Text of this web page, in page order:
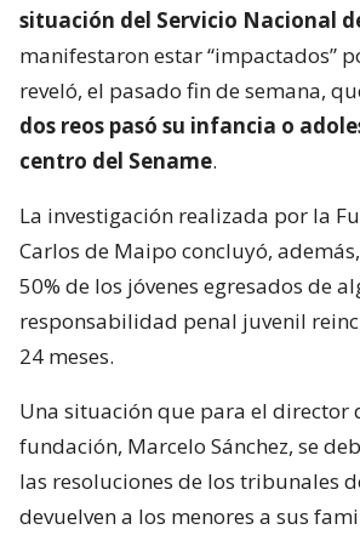
situación del Servicio Nacional
manifestaron estar “impactados”
reveló, el pasado fin de semana,
dos reos pasó su infancia o
centro del Sename.
La investigación realizada por la
Carlos de Maipo concluyó,
50% de los jóvenes egresados de
responsabilidad penal juvenil
24 meses.
Una situación que para el director
fundación, Marcelo Sánchez, se
las resoluciones de los tribunales
devuelven a los menores a sus